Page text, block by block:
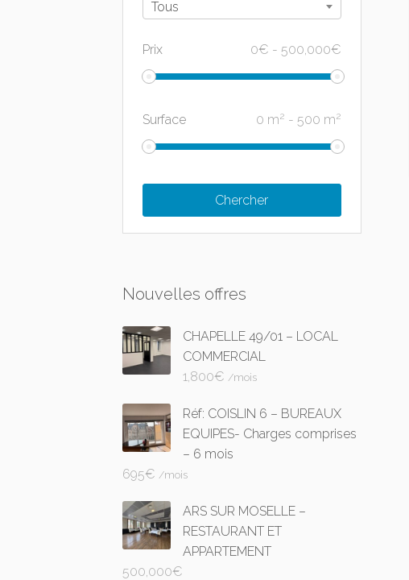
Tous
Prix 0€ - 500,000€
Surface 0 m2 - 500 m2
Nouvelles offres
CHAPELLE 49/01 – LOCAL
COMMERCIAL
1,800€/mois
Réf: COISLIN 6 – BUREAUX
EQUIPES- Charges comprises
– 6 mois
695€/mois
ARS SUR MOSELLE –
RESTAURANT ET
APPARTEMENT
500,000€